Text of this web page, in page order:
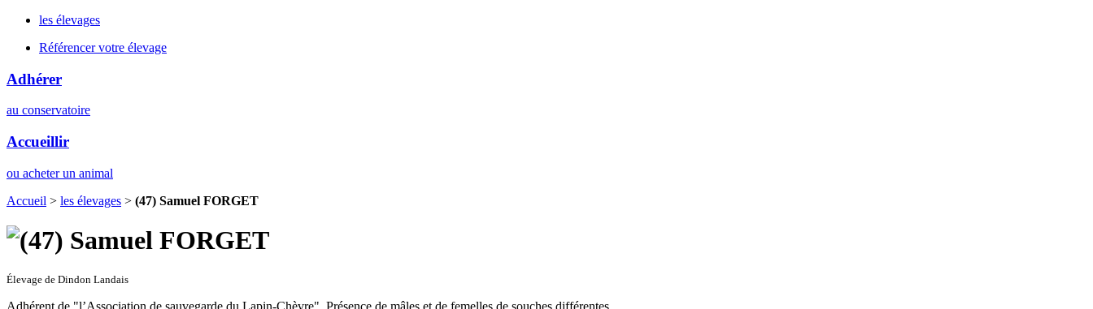
les élevages
Référencer votre élevage
Adhérer
au conservatoire
Accueillir
ou acheter un animal
Accueil > les élevages > (47) Samuel FORGET
Élevage de Dindon Landais
Adhérent de "l’Association de sauvegarde du Lapin-Chèvre". Présence de mâles et de femelles de souches différentes.